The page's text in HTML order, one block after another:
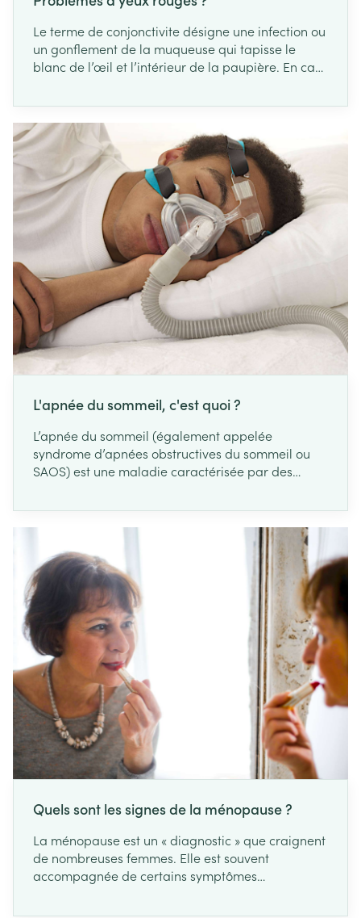
Le terme de conjonctivite désigne une infection ou
un gonflement de la muqueuse qui tapisse le
blanc de l’œil et l’intérieur de la paupière. En cas
vont gonfler et s’enflammer, conférant à l’œil une
couleur rouge qui trahit souvent une conjonctivite.
L'apnée du sommeil, c'est quoi ?
L’apnée du sommeil (également appelée
syndrome d’apnées obstructives du sommeil ou
SAOS) est une maladie caractérisée par des
respiration au cours du sommeil. En temps
normal, l’air passe sans difficultés de la bouche et
du nez aux poumons… mais chez les patients qui
souffrent d’apnées, la respiration s’interrompt
régulièrement pendant plus de 10 secondes, avant
de reprendre par une inspiration profonde tandis
que la personne ronfle bruyamment ou s’agite
dans son sommeil.
Quels sont les signes de la ménopause ?
La ménopause est un « diagnostic » que craignent
de nombreuses femmes. Elle est souvent
accompagnée de certains symptômes